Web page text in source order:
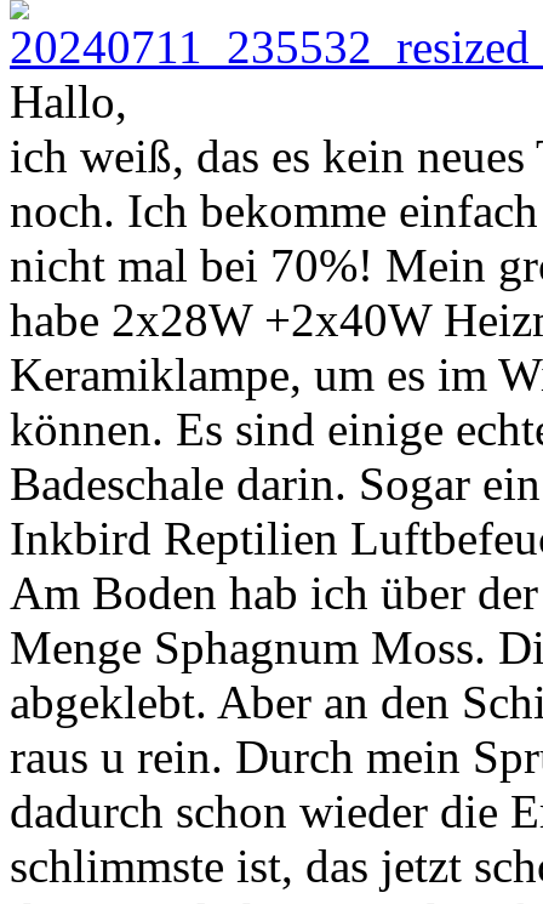
Hallo,
ich weiß, das es kein
noch. Ich bekomme
nicht mal bei 70%! Mein
habe 2x28W +2x40W
Keramiklampe, um es im
können. Es sind einige
Badeschale darin. Sogar ein
Inkbird Reptilien
Am Boden hab ich über
Menge Sphagnum Moss.
abgeklebt. Aber an den
raus u rein. Durch mein
dadurch schon wieder die
schlimmste ist, das jetzt